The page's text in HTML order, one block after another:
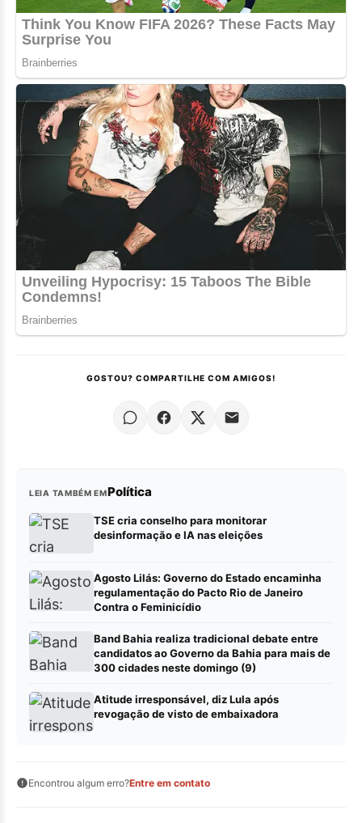
GOSTOU? COMPARTILHE COM AMIGOS!
LEIA TAMBÉM EMPolítica
TSE cria conselho para monitorar
desinformação e IA nas eleições
Agosto Lilás: Governo do Estado encaminha
regulamentação do Pacto Rio de Janeiro
Contra o Feminicídio
Band Bahia realiza tradicional debate entre
candidatos ao Governo da Bahia para mais de
300 cidades neste domingo (9)
Atitude irresponsável, diz Lula após
revogação de visto de embaixadora
Encontrou algum erro?Entre em contato